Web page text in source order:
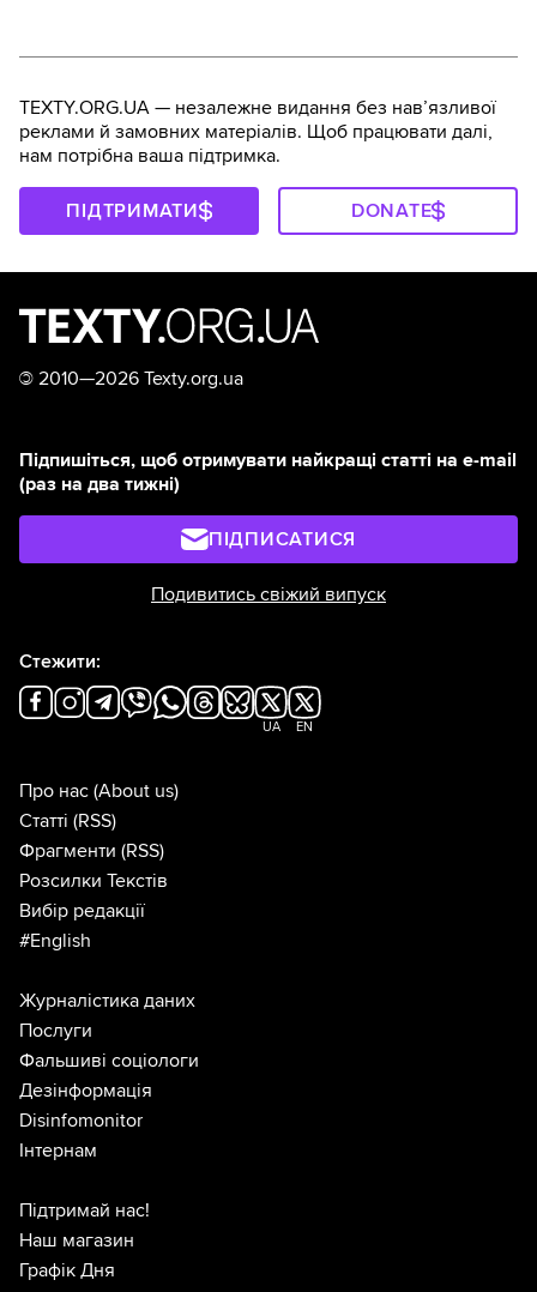
TEXTY.ORG.UA — незалежне видання без навʼязливої
реклами й замовних матеріалів. Щоб працювати далі,
нам потрібна ваша підтримка.
ПІДТРИМАТИ DONATE
© 2010—2026 Texty.org.ua
Підпишіться, щоб отримувати найкращі статті на e-mail
(раз на два тижні)
ПІДПИСАТИСЯ
Подивитись свіжий випуск
Стежити:
UA EN
Про нас (About us)
Статті (RSS)
Фрагменти (RSS)
Розсилки Текстів
Вибір редакції
#English
Журналістика даних
Послуги
Фальшиві соціологи
Дезінформація
Disinfomonitor
Інтернам
Підтримай нас!
Наш магазин
Графік Дня